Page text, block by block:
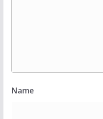
Name